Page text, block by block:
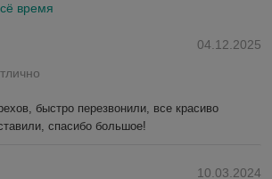
время
04.12.2025
быстро перезвонили, все красиво
спасибо большое!
10.03.2024